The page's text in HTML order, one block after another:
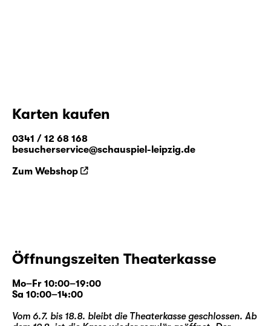
Karten kaufen
0341 / 12 68 168
besucherservice@schauspiel-leipzig.de
Zum Webshop
Öffnungszeiten Theaterkasse
Mo–Fr 10:00–19:00
Sa 10:00–14:00
Vom 6.7. bis 18.8. bleibt die Theaterkasse geschlossen. Ab